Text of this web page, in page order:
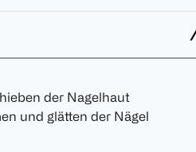
der Nagelhaut
und glätten der Nägel